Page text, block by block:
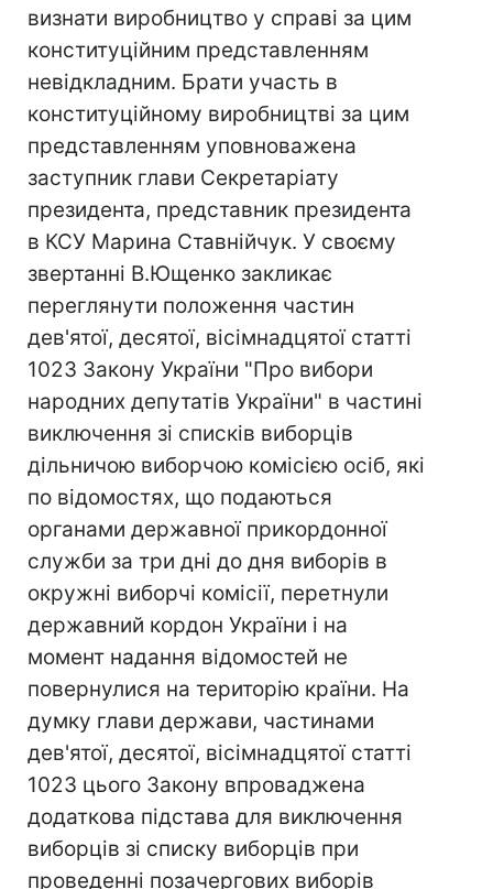
визнати виробництво у справі за цим
конституційним представленням
невідкладним. Брати участь в
конституційному виробництві за цим
представленням уповноважена
заступник глави Секретаріату
президента, представник президента
в КСУ Марина Ставнійчук. У своєму
звертанні В.Ющенко закликає
переглянути положення частин
дев'ятої, десятої, вісімнадцятої статті
1023 Закону України "Про вибори
народних депутатів України" в частині
виключення зі списків виборців
дільничою виборчою комісією осіб, які
по відомостях, що подаються
органами державної прикордонної
служби за три дні до дня виборів в
окружні виборчі комісії, перетнули
державний кордон України і на
момент надання відомостей не
повернулися на територію країни. На
думку глави держави, частинами
дев'ятої, десятої, вісімнадцятої статті
1023 цього Закону впроваджена
додаткова підстава для виключення
виборців зі списку виборців при
проведенні позачергових виборів